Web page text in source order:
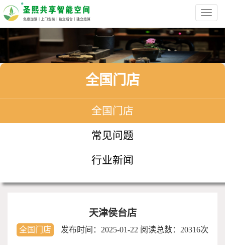
全国门店
全国门店
常见问题
行业新闻
天津侯台店
全国门店 发布时间： 2025-01-22 阅读总数：20316次